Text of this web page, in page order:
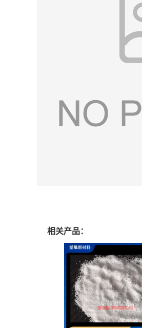
相关产品：